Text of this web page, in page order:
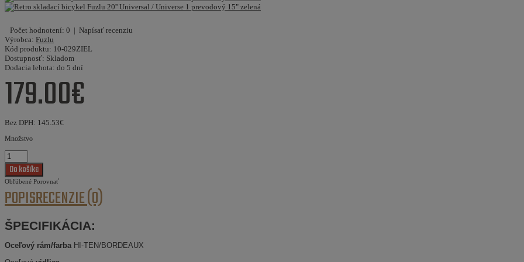
Počet hodnotení: 0 | Napísať recenziu
Výrobca: Fuzlu
Kód produktu: 10-029ZIEL
Dostupnosť: Skladom
Dodacia lehota: do 5 dní
179.00€
Bez DPH: 145.53€
Množstvo
Obľúbené Porovnať
POPISRECENZIE (0)
ŠPECIFIKÁCIA:
Oceľový rám/farbaHI-TEN/BORDEAUX